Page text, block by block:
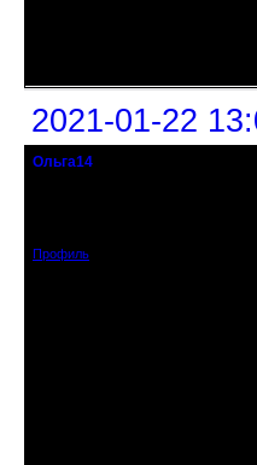
2021-01-22
Ольга14
Профиль